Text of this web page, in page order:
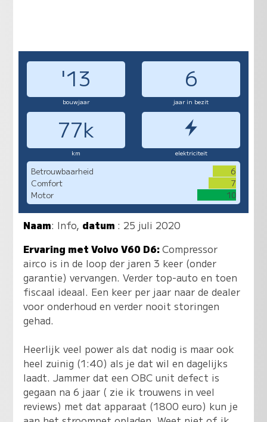
'13 6
bouwjaar jaar in bezit
77k
km elektriciteit
Betrouwbaarheid
6
Comfort
7
Motor
10
Naam: Info, datum : 25 juli 2020
Ervaring met Volvo V60 D6:Compressor
airco is in de loop der jaren 3 keer (onder
garantie) vervangen. Verder top-auto en toen
fiscaal ideaal. Een keer per jaar naar de dealer
voor onderhoud en verder nooit storingen
gehad.
Heerlijk veel power als dat nodig is maar ook
heel zuinig (1:40) als je dat wil en dagelijks
laadt. Jammer dat een OBC unit defect is
gegaan na 6 jaar ( zie ik trouwens in veel
reviews) met dat apparaat (1800 euro) kun je